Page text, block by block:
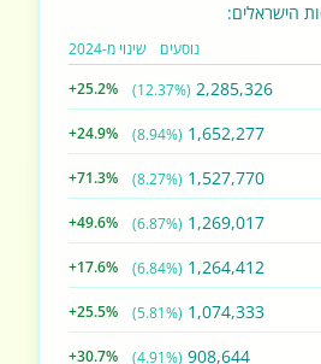
הישראלים:
נוסעים שינוי מ-2024
2,285,326
(12.37%)
+25.2%
1,652,277
(8.94%)
+24.9%
1,527,770
(8.27%)
+71.3%
1,269,017
(6.87%)
+49.6%
1,264,412
(6.84%)
+17.6%
1,074,333
(5.81%)
+25.5%
908,644
(4.91%)
+30.7%